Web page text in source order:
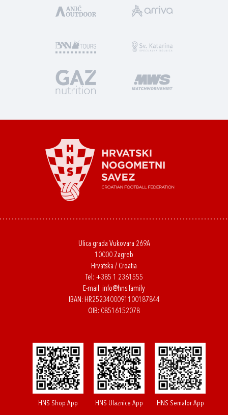
Ulica grada Vukovara 269A
10000 Zagreb
Hrvatska / Croatia
Tel: +385 1 2361555
E-mail: info@hns.family
IBAN: HR2523400091100187844
OIB: 08516152078
HNS Shop App HNS Ulaznice App HNS Semafor App